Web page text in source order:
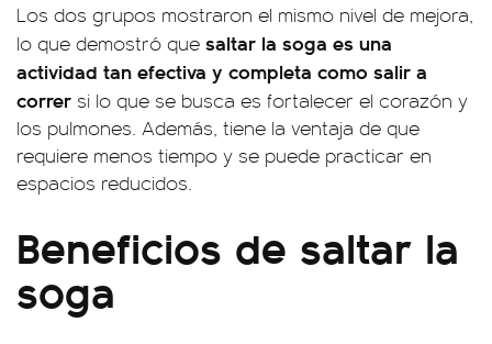
Los dos grupos mostraron el mismo nivel de mejora,
lo que demostró que saltar la soga es una
actividad tan efectiva y completa como salir a
correr si lo que se busca es fortalecer el corazón y
los pulmones. Además, tiene la ventaja de que
requiere menos tiempo y se puede practicar en
espacios reducidos.
Beneficios de saltar la
soga